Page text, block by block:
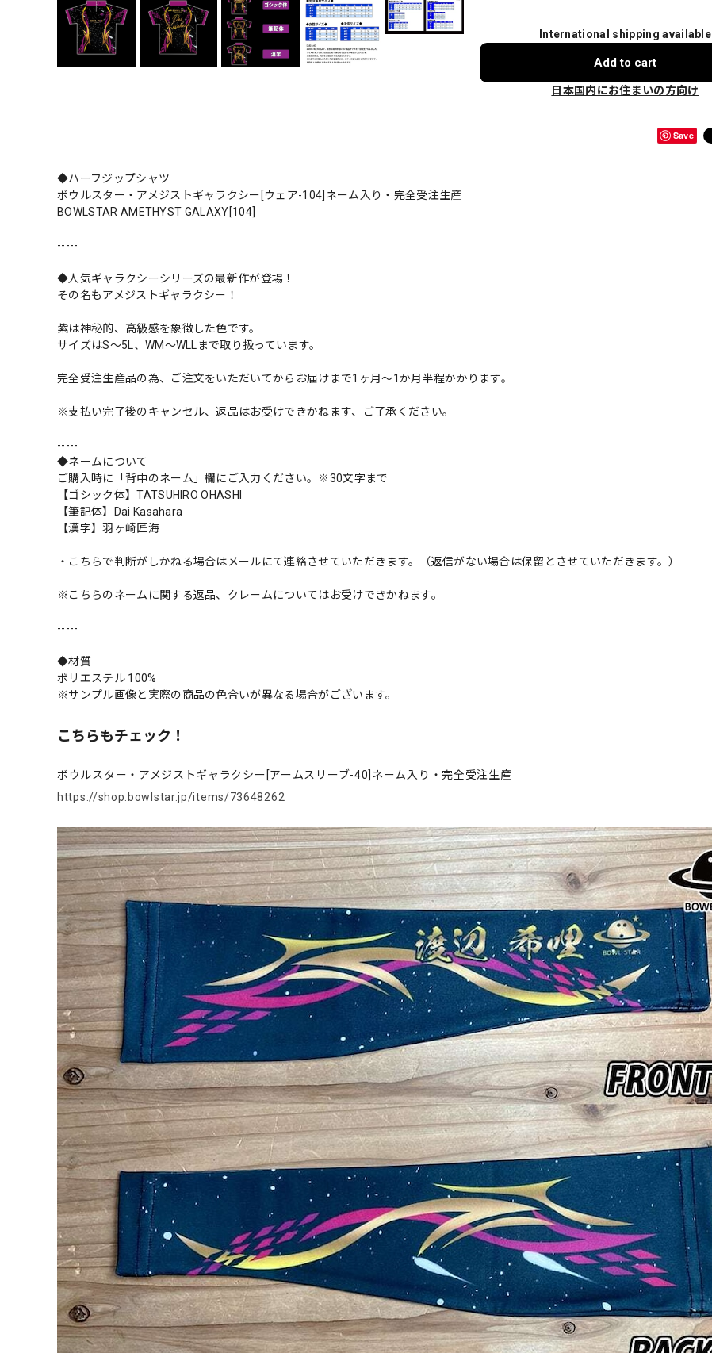
International shipping available
Add to cart
日本国内にお住まいの方向け
Save
◆ハーフジップシャツ
ボウルスター・アメジストギャラクシー[ウェア-104]ネーム入り・完全受注生産
BOWLSTAR AMETHYST GALAXY[104]
-----
◆人気ギャラクシーシリーズの最新作が登場！
その名もアメジストギャラクシー！
紫は神秘的、高級感を象徴した色です。
サイズはS〜5L、WM〜WLLまで取り扱っています。
完全受注生産品の為、ご注文をいただいてからお届けまで1ヶ月〜1か月半程かかります。
※支払い完了後のキャンセル、返品はお受けできかねます、ご了承ください。
-----
◆ネームについて
ご購入時に「背中のネーム」欄にご入力ください。※30文字まで
【ゴシック体】TATSUHIRO OHASHI
【筆記体】Dai Kasahara
【漢字】羽ヶ崎匠海
・こちらで判断がしかねる場合はメールにて連絡させていただきます。（返信がない場合は保留とさせていただきます。）
※こちらのネームに関する返品、クレームについてはお受けできかねます。
-----
◆材質
ポリエステル 100%
※サンプル画像と実際の商品の色合いが異なる場合がございます。
こちらもチェック！
ボウルスター・アメジストギャラクシー[アームスリーブ-40]ネーム入り・完全受注生産
https://shop.bowlstar.jp/items/73648262